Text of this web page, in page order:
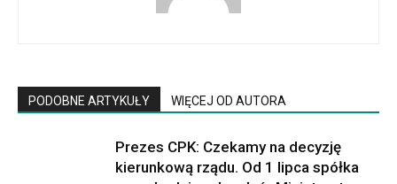
PODOBNE ARTYKUŁY WIĘCEJ OD AUTORA
Prezes CPK: Czekamy na decyzję
kierunkową rządu. Od 1 lipca spółka